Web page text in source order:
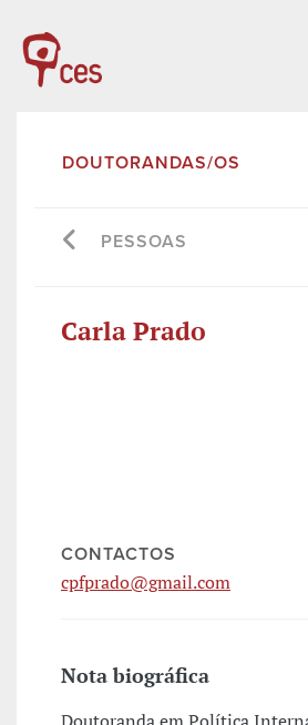
DOUTORANDAS/OS
PESSOAS
Carla Prado
CONTACTOS
cpfprado@gmail.com
Nota biográfica